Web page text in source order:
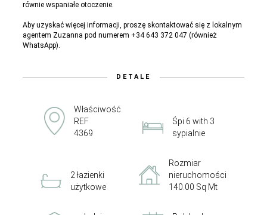
równie wspaniałe otoczenie.
Aby uzyskać więcej informacji, proszę skontaktować się z lokalnym
agentem Zuzanna pod numerem +34 643 372 047 (również
WhatsApp).
DETALE
Właściwość
REF
4369
Śpi 6 with 3
sypialnie
2 łazienki
użytkowe
Rozmiar
nieruchomości
140.00 Sq Mt